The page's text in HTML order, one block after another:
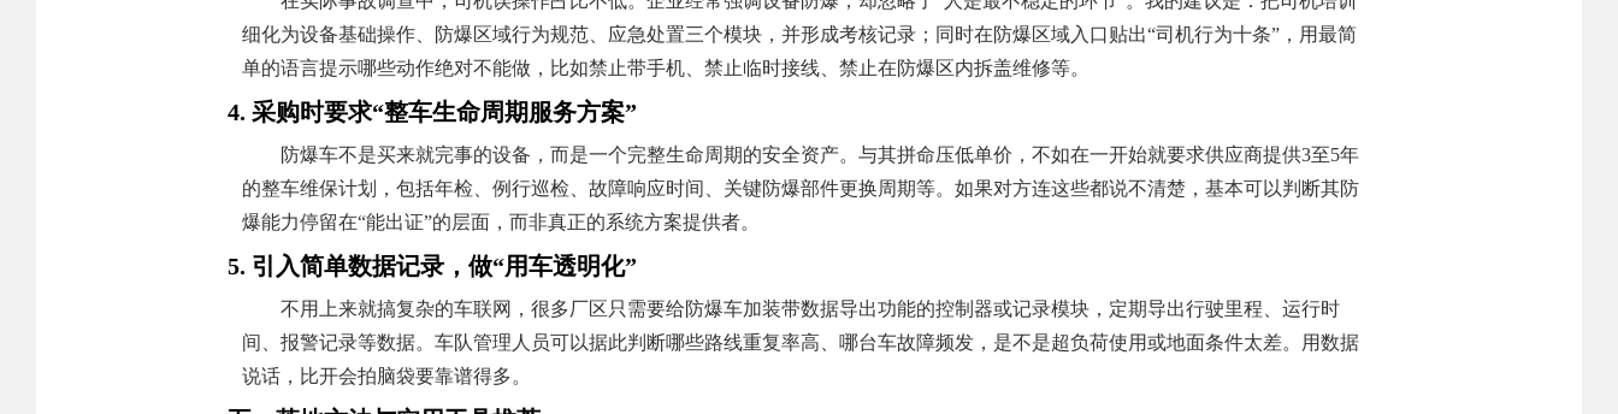
细化为设备基础操作、防爆区域行为规范、应急处置三个模块，并形成考核记录；同时在防爆区域入口贴出“司机行为十条”，用最简
单的语言提示哪些动作绝对不能做，比如禁止带手机、禁止临时接线、禁止在防爆区内拆盖维修等。
4. 采购时要求“整车生命周期服务方案”
防爆车不是买来就完事的设备，而是一个完整生命周期的安全资产。与其拼命压低单价，不如在一开始就要求供应商提供3至5年
的整车维保计划，包括年检、例行巡检、故障响应时间、关键防爆部件更换周期等。如果对方连这些都说不清楚，基本可以判断其防
爆能力停留在“能出证”的层面，而非真正的系统方案提供者。
5. 引入简单数据记录，做“用车透明化”
不用上来就搞复杂的车联网，很多厂区只需要给防爆车加装带数据导出功能的控制器或记录模块，定期导出行驶里程、运行时
间、报警记录等数据。车队管理人员可以据此判断哪些路线重复率高、哪台车故障频发，是不是超负荷使用或地面条件太差。用数据
说话，比开会拍脑袋要靠谱得多。